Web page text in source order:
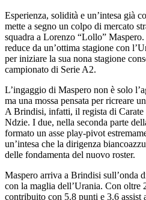
Esperienza, solidità e un’intesa già
mette a segno un colpo di mercato
squadra a Lorenzo “Lollo”
reduce da un’ottima stagione con
per iniziare la sua nona stagione
campionato di Serie A2.
L’ingaggio di Maspero non è solo
ma una mossa pensata per ricreare
A Brindisi, infatti, il regista di
Ndzie. I due, nella seconda parte
formato un asse play-pivot
un’intesa che la dirigenza
delle fondamenta del nuovo roster.
Maspero arriva a Brindisi sull’onda
con la maglia dell’Urania. Con oltre
contribuito con 5.8 punti e 3.6 assist